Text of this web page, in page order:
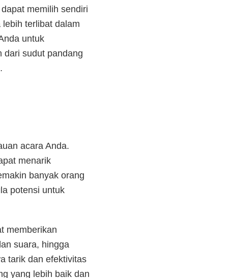
memilih sendiri
terlibat dalam
untuk
dari sudut pandang
acara Anda.
menarik
banyak orang
potensi untuk
memberikan
suara, hingga
tarik dan efektivitas
yang lebih baik dan